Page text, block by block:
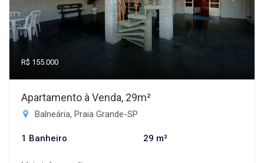
R$ 155.000
Apartamento à Venda, 29m²
Balneária, Praia Grande-SP
1 Banheiro 29 m²